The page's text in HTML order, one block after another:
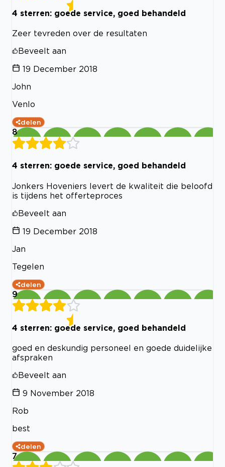
4 sterren: goede service, goed behandeld
Zeer tevreden over de resultaten
Beveelt aan
19 December 2018
John
Venlo
delen
8
4 sterren: goede service, goed behandeld
Jonkers Hoveniers levert de kwaliteit die beloofd
is tijdens het offerteproces
Beveelt aan
19 December 2018
Jan
Tegelen
delen
9
4 sterren: goede service, goed behandeld
goed en deskundig personeel en goede duidelijke
afspraken
Beveelt aan
9 November 2018
Rob
best
delen
7